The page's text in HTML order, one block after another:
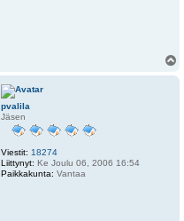
pvalila
Jäsen
Viestit: 18274
Liittynyt: Ke Joulu 06, 2006 16:54
Paikkakunta: Vantaa